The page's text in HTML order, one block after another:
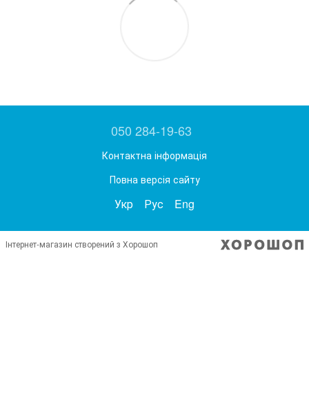
050 284-19-63
Контактна інформація
Повна версія сайту
Укр Рус Eng
Інтернет-магазин створений з Хорошоп